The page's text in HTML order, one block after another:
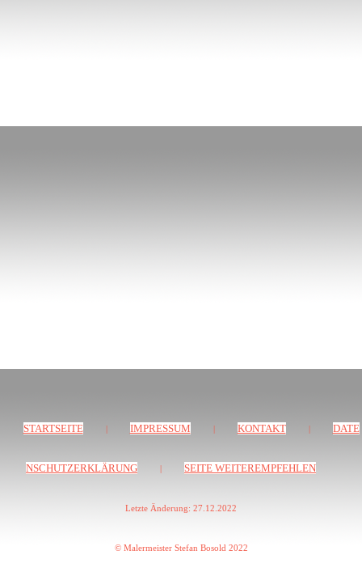
STARTSEITE | IMPRESSUM | KONTAKT | DATE
NSCHUTZERKLÄRUNG | SEITE WEITEREMPFEHLEN
Letzte Änderung: 27.12.2022
© Malermeister Stefan Bosold 2022